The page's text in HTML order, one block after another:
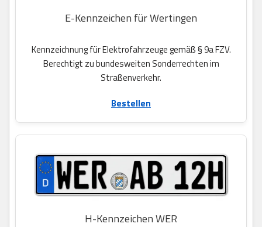
E-Kennzeichen für Wertingen
Kennzeichnung für Elektrofahrzeuge gemäß § 9a FZV.
Berechtigt zu bundesweiten Sonderrechten im
Straßenverkehr.
Bestellen
H-Kennzeichen WER